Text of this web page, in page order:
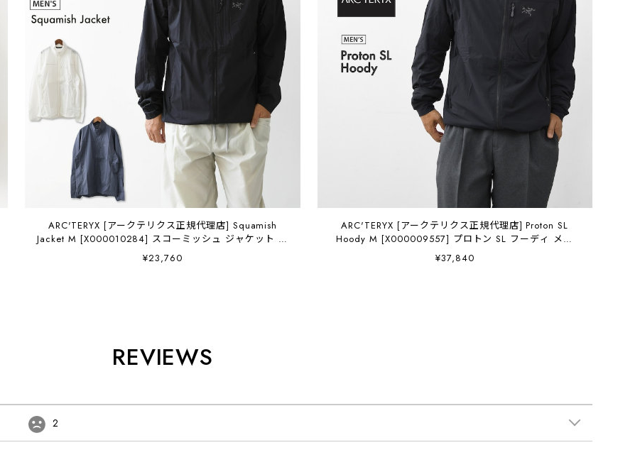
ARC'TERYX [アークテリクス正規代理店] Squamish
Jacket M [X000010284] スコーミッシュ ジャケット メ
ンズ・ウインドシェルジャケット・防風性・通気性・
MEN'S [2026SS]
¥23,760
ARC'TERYX [アークテリクス正規代理店] Proton SL
Hoody M [X000009557] プロトン SL フーディ メン
ズ・クライミング・軽量・通気性・耐久性・MEN'S
[2026SS]
¥37,840
REVIEWS
2